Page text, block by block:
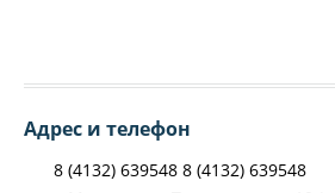
Адрес и телефон
8 (4132) 639548 8 (4132) 639548